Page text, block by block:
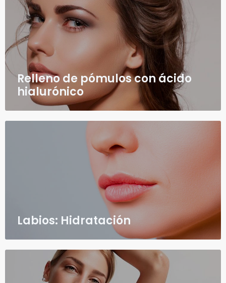
Relleno de pómulos con ácido
hialurónico
Labios: Hidratación